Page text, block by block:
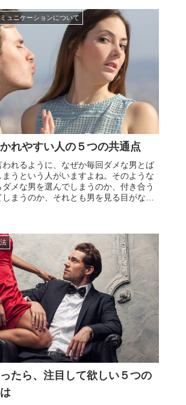
ュニケーションについて
れやすい人の５つの共通点
われるように、なぜか毎回ダメな男とば
うという人がいますよね。そのような
ダメな男を選んでしまうのか、付き合う
まうのか、それとも男を見る目がない
たら、注目して欲しい５つの